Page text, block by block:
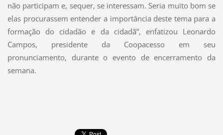
não participam e, sequer, se interessam. Seria muito bom se
elas procurassem entender a importância deste tema para a
formação do cidadão e da cidadã”, enfatizou Leonardo
Campos, presidente da Coopacesso em seu
pronunciamento, durante o evento de encerramento da
semana.